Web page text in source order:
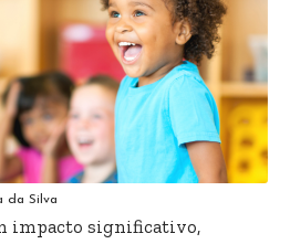
da Silva
impacto significativo,